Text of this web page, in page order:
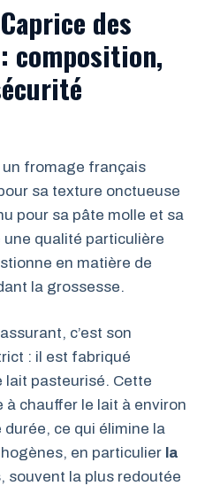
des
composition,
un fromage français
sa texture onctueuse
pour sa pâte molle et sa
qualité particulière
en matière de
la grossesse.
c’est son
: il est fabriqué
lait pasteurisé. Cette
chauffer le lait à environ
ce qui élimine la
en particulier la
, souvent la plus redoutée